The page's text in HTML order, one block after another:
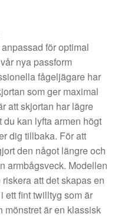
för optimal
nya passform
fågeljägare har
som ger maximal
att skjortan har lägre
kan lyfta armen högt
dig tillbaka. För att
den något längre och
armbågsveck. Modellen
att det skapas en
ett fint twilltyg som är
mönstret är en klassisk